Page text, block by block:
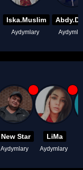
Iska.Muslim
Aydymlary
New Star
Aydymlary
LiMa
Aydymlary